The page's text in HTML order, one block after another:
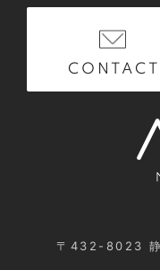
CONTACT
〒432-8023